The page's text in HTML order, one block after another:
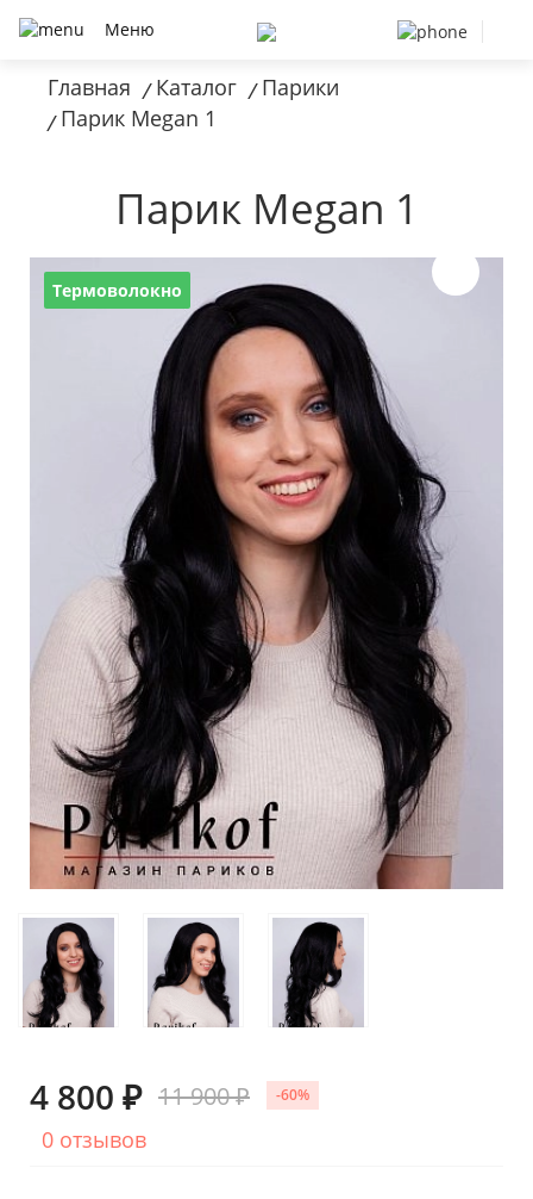
Меню
Главная / Каталог / Парики
/ Парик Megan 1
Парик Megan 1
Термоволокно
4 800 ₽ 11 900 ₽ -60%
0 отзывов